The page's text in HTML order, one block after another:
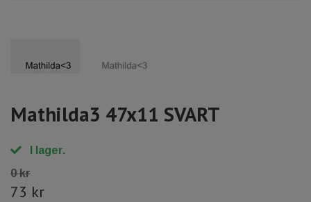
Mathilda3 47x11 SVART
I lager.
0 kr
73 kr